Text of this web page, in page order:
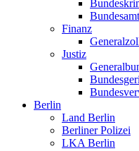
Finanz
Justiz
Berlin
Land Berlin
Berliner Polizei
LKA Berlin